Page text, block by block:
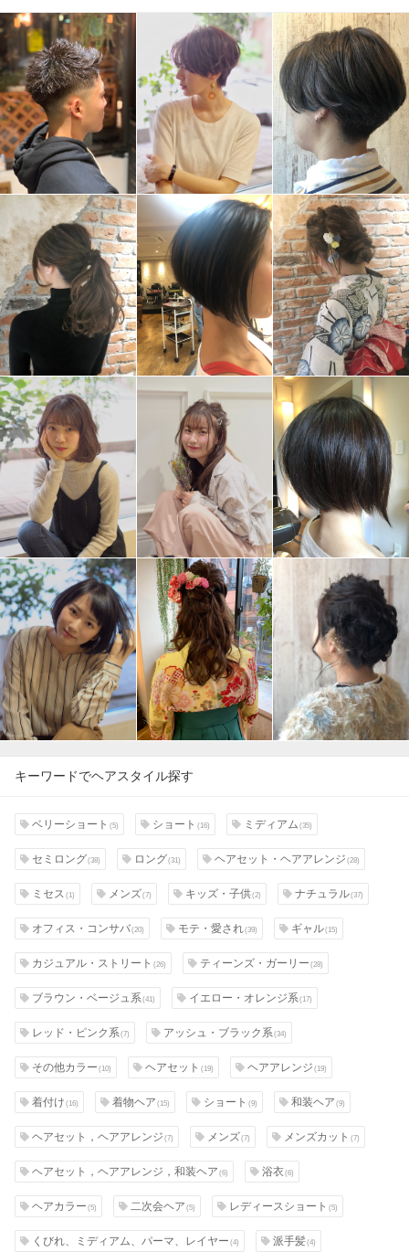
キーワードでヘアスタイル探す
ベリーショート(5) ショート(16) ミディアム(35)
セミロング(38) ロング(31) ヘアセット・ヘアアレンジ(28)
ミセス(1) メンズ(7) キッズ・子供(2) ナチュラル(37)
オフィス・コンサバ(20) モテ・愛され(39) ギャル(15)
カジュアル・ストリート(26) ティーンズ・ガーリー(28)
ブラウン・ベージュ系(41) イエロー・オレンジ系(17)
レッド・ピンク系(7) アッシュ・ブラック系(34)
その他カラー(10) ヘアセット(19) ヘアアレンジ(19)
着付け(16) 着物ヘア(15) ショート(9) 和装ヘア(9)
ヘアセット，ヘアアレンジ(7) メンズ(7) メンズカット(7)
ヘアセット，ヘアアレンジ，和装ヘア(6) 浴衣(6)
ヘアカラー(5) 二次会ヘア(5) レディースショート(5)
くびれ、ミディアム、パーマ、レイヤー(4) 派手髪(4)